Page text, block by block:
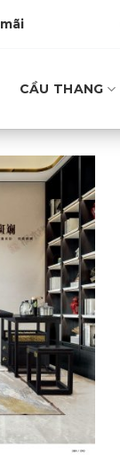
CẦU THANG